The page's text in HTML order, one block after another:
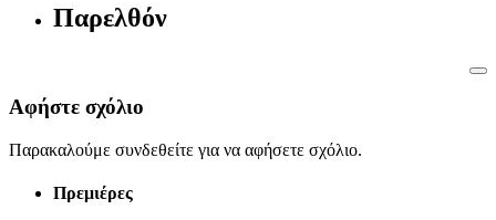
Παρελθόν
Αφήστε σχόλιο
Παρακαλούμε συνδεθείτε για να αφήσετε σχόλιο.
Πρεμιέρες